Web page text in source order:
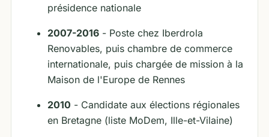
présidence nationale
2007-2016 - Poste chez Iberdrola
Renovables, puis chambre de commerce
internationale, puis chargée de mission à la
Maison de l'Europe de Rennes
2010 - Candidate aux élections régionales
en Bretagne (liste MoDem, Ille-et-Vilaine)